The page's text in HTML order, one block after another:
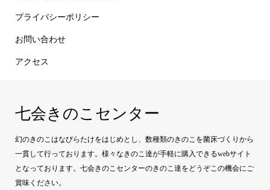
プライバシーポリシー
お問い合わせ
アクセス
七会きのこセンター
幻のきのこはなびらたけをはじめとし、数種類のきのこを菌床づくりから
一貫して行っております。様々なきのこ達が手軽に購入できるwebサイト
となっております。七会きのこセンターのきのこ達をどうぞこの機会にご
賞味ください。